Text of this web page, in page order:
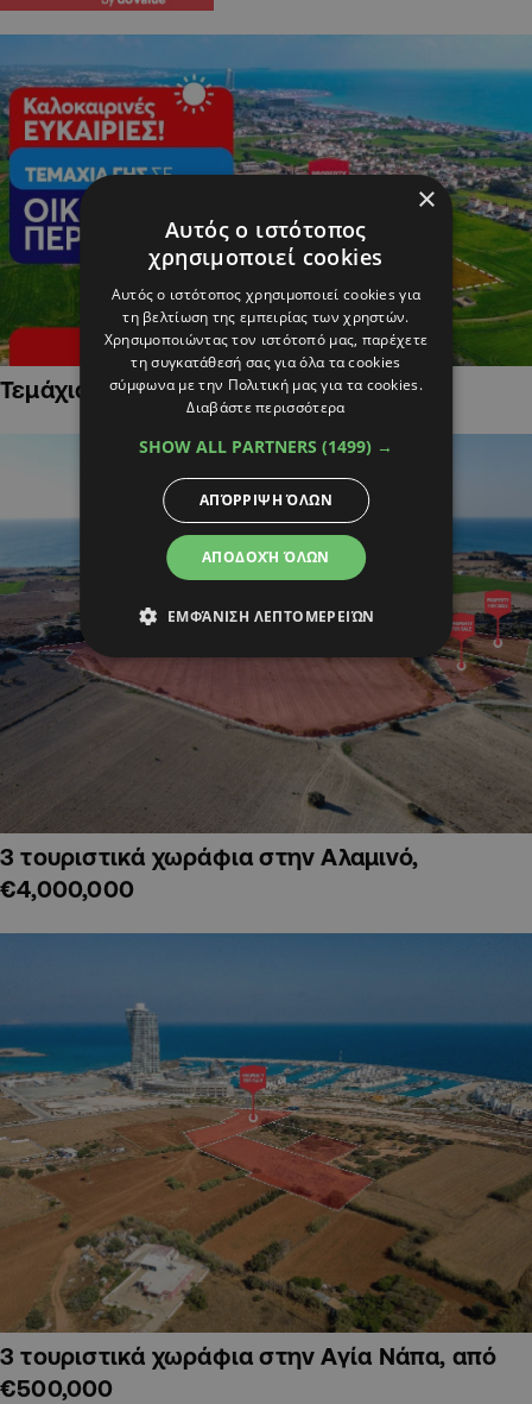
Τεμάχια Γης σε Οικιστικές Περιοχές
3 τουριστικά χωράφια στην Αλαμινό,
€4,000,000
3 τουριστικά χωράφια στην Αγία Νάπα, από
€500,000
×
Αυτός ο ιστότοπος
χρησιμοποιεί cookies
Αυτός ο ιστότοπος χρησιμοποιεί cookies για
τη βελτίωση της εμπειρίας των χρηστών.
Χρησιμοποιώντας τον ιστότοπό μας, παρέχετε
τη συγκατάθεσή σας για όλα τα cookies
σύμφωνα με την Πολιτική μας για τα cookies.
Διαβάστε περισσότερα
SHOW ALL PARTNERS (1499) →
ΑΠΟΔΟΧΉ ΌΛΩΝ
ΑΠΌΡΡΙΨΗ ΌΛΩΝ
ΕΜΦΆΝΙΣΗ ΛΕΠΤΟΜΕΡΕΙΏΝ